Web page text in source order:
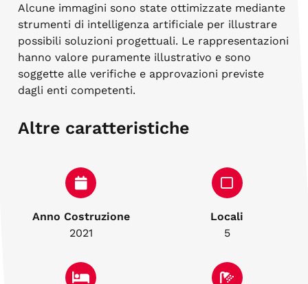
Alcune immagini sono state ottimizzate mediante
strumenti di intelligenza artificiale per illustrare
possibili soluzioni progettuali. Le rappresentazioni
hanno valore puramente illustrativo e sono
soggette alle verifiche e approvazioni previste
dagli enti competenti.
Altre caratteristiche
Anno Costruzione
2021
Locali
5